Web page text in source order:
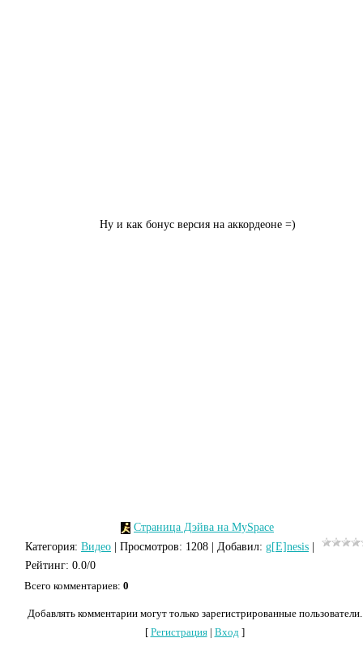
Ну и как бонус версия на аккордеоне =)
Страница Дэйва на MySpace
Категория: Видео Просмотров: 1208 | Добавил: g[E]nesis
Рейтинг: 0.0/0
Всего комментариев: 0
Добавлять комментарии могут только зарегистрированные пользователи.
[ Регистрация| Вход]